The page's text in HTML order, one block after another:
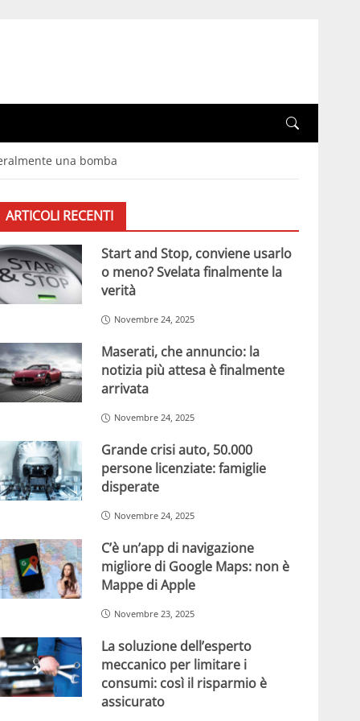
una bomba
ARTICOLI RECENTI
Start and Stop, conviene usarlo
o meno? Svelata finalmente la
verità
Novembre 24, 2025
Maserati, che annuncio: la
notizia più attesa è finalmente
arrivata
Novembre 24, 2025
Grande crisi auto, 50.000
persone licenziate: famiglie
disperate
Novembre 24, 2025
C’è un’app di navigazione
migliore di Google Maps: non è
Mappe di Apple
Novembre 23, 2025
La soluzione dell’esperto
meccanico per limitare i
consumi: così il risparmio è
assicurato